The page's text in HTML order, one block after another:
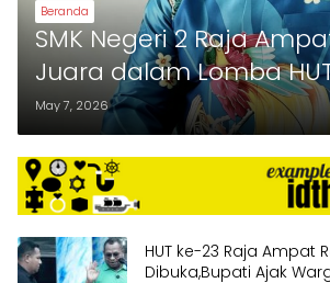
Beranda
SMK Negeri 2 Raja
Juara dalam Lomba
Kabupaten Raja Ampat
May 7, 2026
HUT ke-23 Raja Ampat
Dibuka,Bupati Ajak